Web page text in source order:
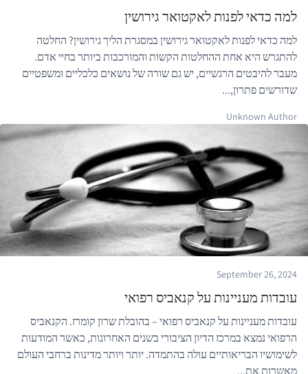
למה כדאי לפנות לאקטואר גירושין
למה כדאי לפנות לאקטואר גירושין במסגרת הליך גירושין? החלטה
להתגרש היא אחת ההחלטות הקשות והמורכבות ביותר בחיי אדם.
מעבר להיבטים הרגשיים, יש גם שורה של נושאים כלכליים ומשפטיים
שדורשים פתרון,...
Unknown Author
September 26, 2024
עובדות מעניינות על קנאביס רפואי
עובדות מעניינות על קנאביס רפואי – בהובלת שרון קומרז. הקנאביס
הרפואי נמצא במרכז הדיון הציבורי בשנים האחרונות, כאשר המודעות
לשימושיו הבריאותיים עולה בהתמדה. יותר ויותר מדינות ברחבי העולם
מאשרות את...